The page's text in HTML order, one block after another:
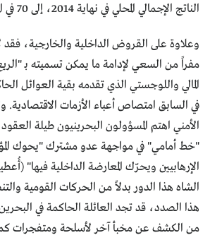
الناتج الإجمالي المحلي في نهاية 2014، إلى 70 في المئة في العام المقبل.
وعلاوة على القروض الداخلية والخارجية، فقد
مفراً من السعي لإدامة ما يمكن تسميته بـ
المالي واللوجستي الذي تقدمه بقية العوائل
في السابق امتصاص أعباء الأزمات
الأمني اهتم المسؤولون البحرينيون طيلة العقود
"خط أمامي" في مواجهة عدو مشترك "يحوك
الإرهابيين ويحرّك المعارضة الداخلية فيها"
الشاه هذا الدور بدلاً من الحركات القومية
هذا الصدد، قد تجد العائلة الحاكمة في البحرين
من الكشف عن مخبأ آخر لأسلحة ومتفجرات